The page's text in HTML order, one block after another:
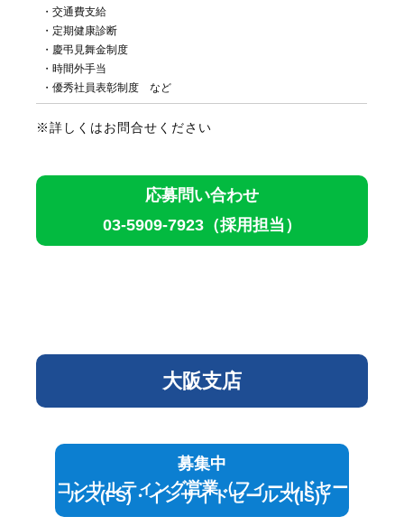
・交通費支給
・定期健康診断
・慶弔見舞金制度
・時間外手当
・優秀社員表彰制度 など
※詳しくはお問合せください
応募問い合わせ
03-5909-7923 （採用担当）
大阪支店
募集中
コンサルティング営業（フィールドセー
ルス(FS) ・インサイドセールス(IS)）